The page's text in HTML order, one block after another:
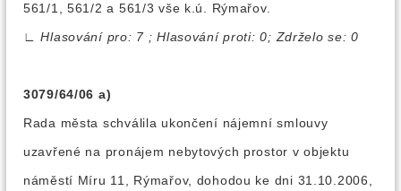
561/1, 561/2 a 561/3 vše k.ú. Rýmařov.
∟
Hlasování pro: 7 ; Hlasování proti: 0; Zdrželo se: 0
3079/64/06 a)
Rada města schválila ukončení nájemní smlouvy
uzavřené na pronájem nebytových prostor v objektu
náměstí Míru 11, Rýmařov, dohodou ke dni 31.10.2006,